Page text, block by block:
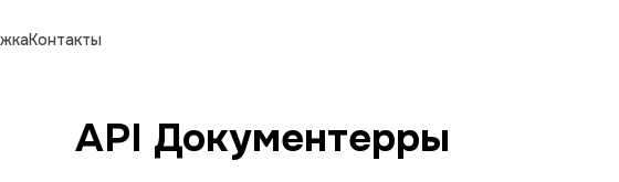
Контакты
API Документерры